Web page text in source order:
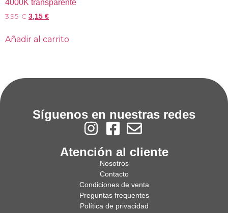
4000K transparente
3,95€ 3,15 €
Añadir al carrito
Síguenos en nuestras redes
Atención al cliente
Nosotros
Contacto
Condiciones de venta
Preguntas frequentes
Política de privacidad